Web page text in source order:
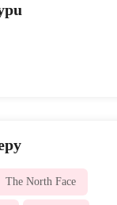
The North Face